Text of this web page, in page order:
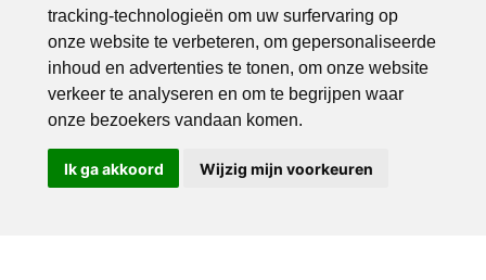
tracking-technologieën om uw surfervaring op
onze website te verbeteren, om gepersonaliseerde
inhoud en advertenties te tonen, om onze website
verkeer te analyseren en om te begrijpen waar
onze bezoekers vandaan komen.
Ik ga akkoord Wijzig mijn voorkeuren
Bel ons